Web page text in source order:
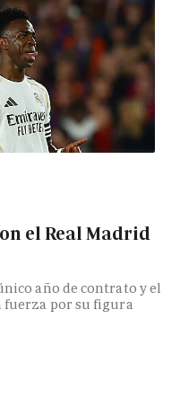
el Real Madrid
año de contrato y el
fuerza por su figura